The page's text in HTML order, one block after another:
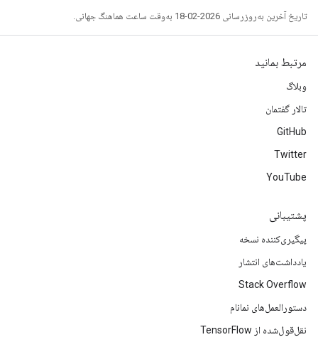
تاریخ آخرین به‌روزرسانی 2026-02-18 به‌وقت ساعت هماهنگ جهانی.
مرتبط بمانید
وبلاگ
تالار گفتمان
GitHub
Twitter
YouTube
پشتیبانی
پیگیری‌کننده نسخه
یادداشت‌های انتشار
Stack Overflow
دستورالعمل‌های نمانام
نقل‌قول‌شده از TensorFlow